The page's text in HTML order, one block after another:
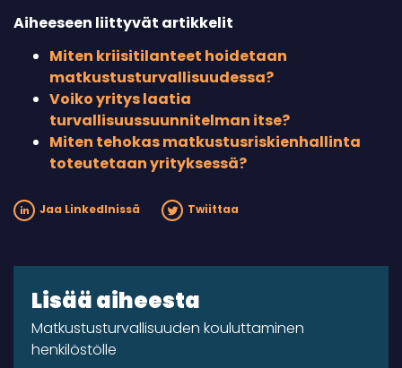
Aiheeseen liittyvät artikkelit
Miten kriisitilanteet hoidetaan
matkustusturvallisuudessa?
Voiko yritys laatia
turvallisuussuunnitelman itse?
Miten tehokas matkustusriskienhallinta
toteutetaan yrityksessä?
Jaa LinkedInissä Twiittaa
Lisää aiheesta
Matkustusturvallisuuden kouluttaminen
henkilöstölle